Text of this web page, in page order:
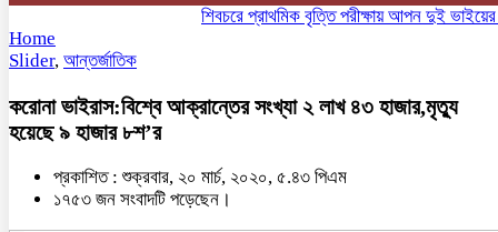
শিবচরে প্রাথমিক বৃত্তি পরীক্ষায় আপন দুই ভাইয়ের অনন্য
Home
Slider, আন্তর্জাতিক
করোনা ভাইরাস:বিশ্বে আক্রান্তের সংখ্যা ২ লাখ ৪৩ হাজার,মৃত্যু
হয়েছে ৯ হাজার ৮শ’র
প্রকাশিত : শুক্রবার, ২০ মার্চ, ২০২০, ৫.৪৩ পিএম
১৭৫৩ জন সংবাদটি পড়েছেন।